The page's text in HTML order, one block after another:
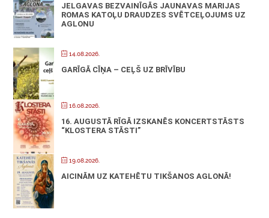
JELGAVAS BEZVAINĪGĀS JAUNAVAS MARIJAS
ROMAS KATOĻU DRAUDZES SVĒTCEĻOJUMS UZ
AGLONU
14.08.2026.
GARĪGĀ CĪŅA – CEĻŠ UZ BRĪVĪBU
16.08.2026.
16. AUGUSTĀ RĪGĀ IZSKANĒS KONCERTSTĀSTS
“KLOSTERA STĀSTI”
19.08.2026.
AICINĀM UZ KATEHĒTU TIKŠANOS AGLONĀ!